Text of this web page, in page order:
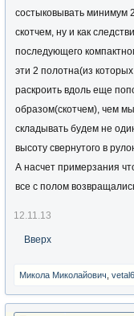
состыковывать минимум
скотчем, ну и как
последующего
эти 2 полотна(из
раскроить вдоль еще
образом(скотчем), чем
складывать будем не
высоту свернутого в
А насчет примерзания
все с полом
12.11.13
Вверх
Микола Миколайович